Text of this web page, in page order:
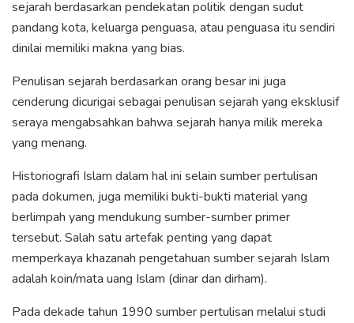
sejarah berdasarkan pendekatan politik dengan sudut
pandang kota, keluarga penguasa, atau penguasa itu sendiri
dinilai memiliki makna yang bias.
Penulisan sejarah berdasarkan orang besar ini juga
cenderung dicurigai sebagai penulisan sejarah yang eksklusif
seraya mengabsahkan bahwa sejarah hanya milik mereka
yang menang.
Historiografi Islam dalam hal ini selain sumber pertulisan
pada dokumen, juga memiliki bukti-bukti material yang
berlimpah yang mendukung sumber-sumber primer
tersebut. Salah satu artefak penting yang dapat
memperkaya khazanah pengetahuan sumber sejarah Islam
adalah koin/mata uang Islam (dinar dan dirham).
Pada dekade tahun 1990 sumber pertulisan melalui studi